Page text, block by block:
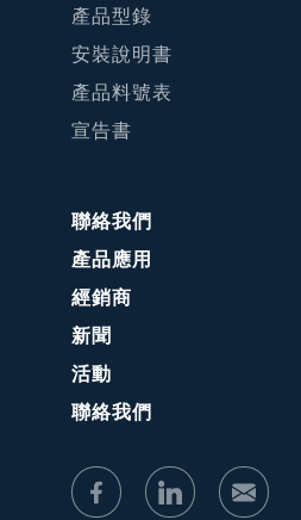
產品型錄
安裝說明書
產品料號表
宣告書
聯絡我們
產品應用
經銷商
新聞
活動
聯絡我們